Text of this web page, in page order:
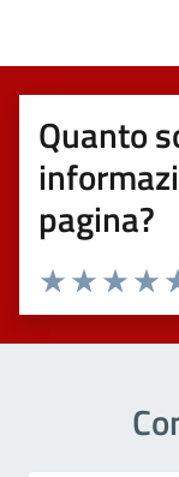
Quanto
pagina?
Valuta 3
Valuta 2
Valuta 1 stelle